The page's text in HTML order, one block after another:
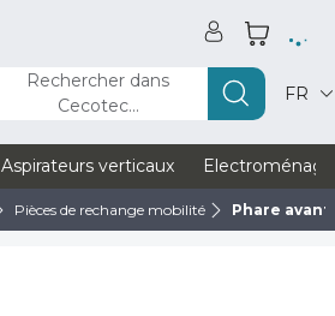
Rechercher dans
Cecotec...
FR
Aspirateurs verticaux
Pièces de rechange mobilité Phare avant